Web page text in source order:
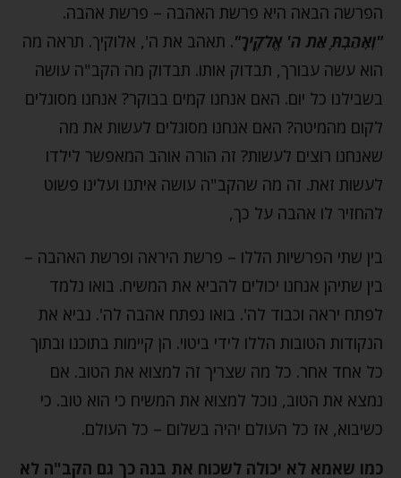
הפרשה הבאה היא פרשת האהבה – פרשת אהבה.
"וְאָהַבְתָּ אֵת ה' אֱלֹקֶיךָ". תאהב את ה', אלוקיך. תראה מה
הוא עשה עבורך, תבדוק אותו. תבדוק מה הקב"ה עושה
בשבילנו כל יום. האם אנחנו קמים בבוקר? אנחנו מסוגלים
לקום מהמיטה? האם אנחנו מסוגלים לעשות את מה
שאנחנו רוצים לעשות? זה הורה אוהב המאפשר לילדו
לעשות זאת. זה מה שהקב"ה עושה איתנו ועלינו פשוט
להחזיר לו אהבה על כך,
בין שתי הפרשיות הללו – פרשת היראה ופרשת האהבה –
בין שתיהן אנחנו יכולים להביא את המשיח. בואו נלמד
לפתח יראה וכבוד לה'. בואו נפתח אהבה לה'. נביא את
הנקודות הטובות הללו לידי ביטוי. הן קיימות בתוכנו ובתוך
כל אחד אחר. כל מה שצריך זה למצוא את הטוב. אם
נמצא את הטוב, נוכל למצוא את המשיח כי הוא טוב. כי
כשיבוא, אז כל העולם יהיה בשלום – כל העולם.
כמו שאמא לא יכולה לשכוח את בנה כך גם הקב"ה לא